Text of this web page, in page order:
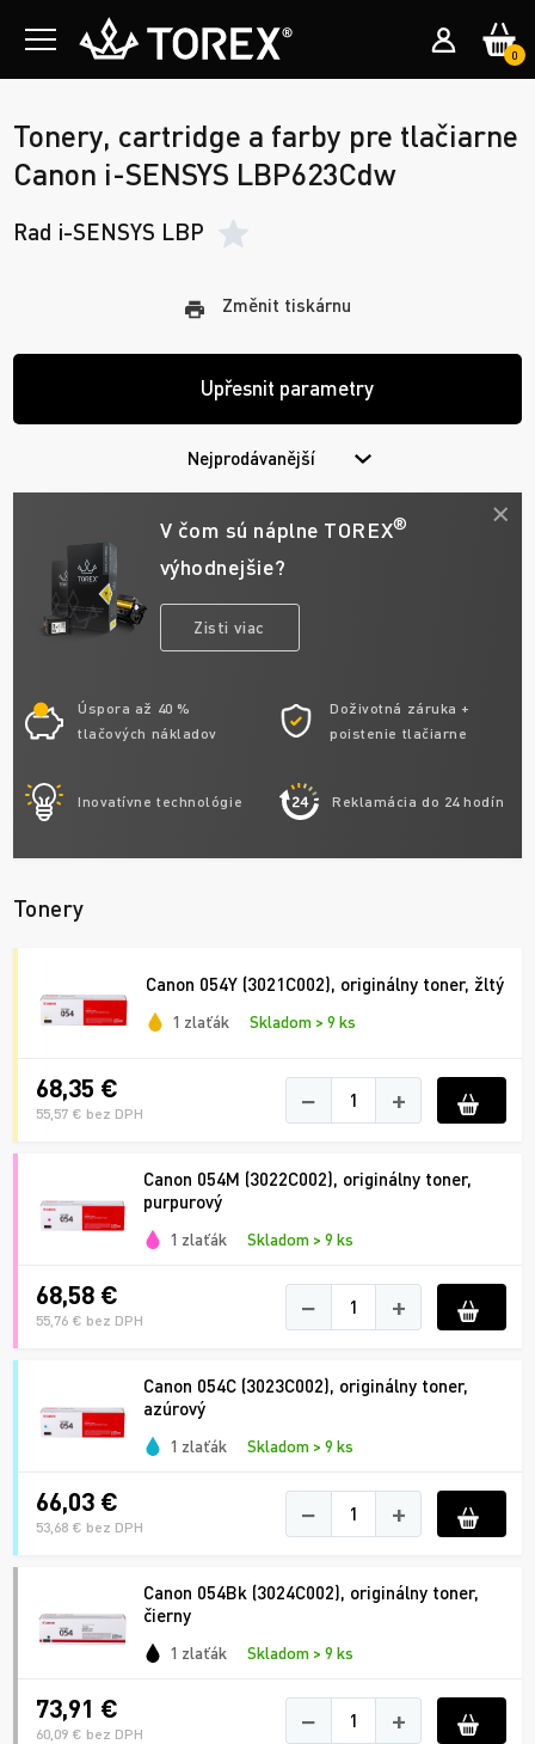
0
Tonery, cartridge a farby pre tlačiarne
Canon i-SENSYS LBP623Cdw
Rad i-SENSYS LBP
Změnit tiskárnu
Upřesnit parametry
Nejprodávanější
V čom sú náplne TOREX®
výhodnejšie?
Zisti viac
Úspora až 40 %
tlačových nákladov
Doživotná záruka +
poistenie tlačiarne
Inovatívne technológie Reklamácia do 24 hodín
Tonery
Canon 054Y (3021C002), originálny toner, žltý
1 zlaťák Skladom > 9 ks
68,35 €
55,57 € bez DPH − +
Canon 054M (3022C002), originálny toner,
purpurový
1 zlaťák Skladom > 9 ks
68,58 €
55,76 € bez DPH − +
Canon 054C (3023C002), originálny toner,
azúrový
1 zlaťák Skladom > 9 ks
66,03 €
53,68 € bez DPH − +
Canon 054Bk (3024C002), originálny toner,
čierny
1 zlaťák Skladom > 9 ks
73,91 €
60,09 € bez DPH − +